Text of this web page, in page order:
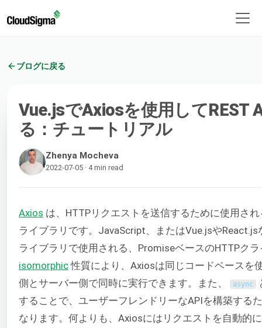
ブログに戻る
Vue.jsでAxiosを使用してREST
る：チュートリアル
Zhenya Mocheva
2022-07-05 · 4 min read
Axios は、HTTPリクエストを送信するために使用さ
ライブラリです。JavaScript、またはVue.jsや
ライブラリで使用される、PromiseベースのHTTPク
isomorphic性質により、Axiosは同じコードベースを
側とサーバー側で同時に実行できます。また、
async
することで、ユーザーフレンドリーなAPIを構築する
なります。何よりも、Axiosにはリクエストを自動的